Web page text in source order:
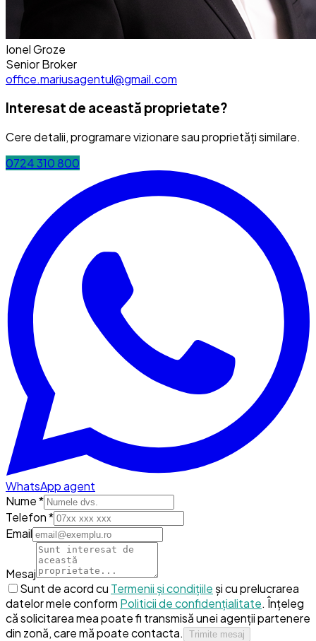
Ionel Groze
Senior Broker
office.mariusagentul@gmail.com
Interesat de această proprietate?
Cere detalii, programare vizionare sau proprietăți similare.
0724 310 800
WhatsApp agent
Nume *
Telefon *
Email
Mesaj
Sunt de acord cu Termenii și condițiile și cu prelucrarea
datelor mele conform Politicii de confidențialitate. Înțeleg
că solicitarea mea poate fi transmisă unei agenții partenere
din zonă, care mă poate contacta.
Trimite mesaj